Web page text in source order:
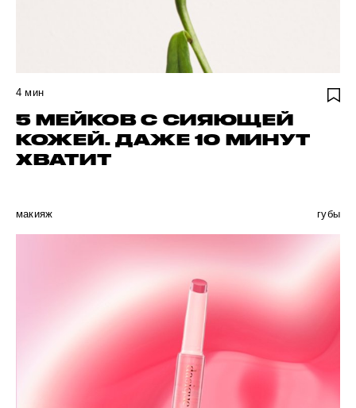
4 мин
5 МЕЙКОВ C СИЯЮЩЕЙ
КОЖЕЙ. ДАЖЕ 10 МИНУТ
ХВАТИТ
макияж губы